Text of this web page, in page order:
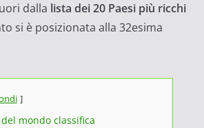
dalla lista dei 20 Paesi più ricchi
si è posizionata alla 32esima
mondo classifica